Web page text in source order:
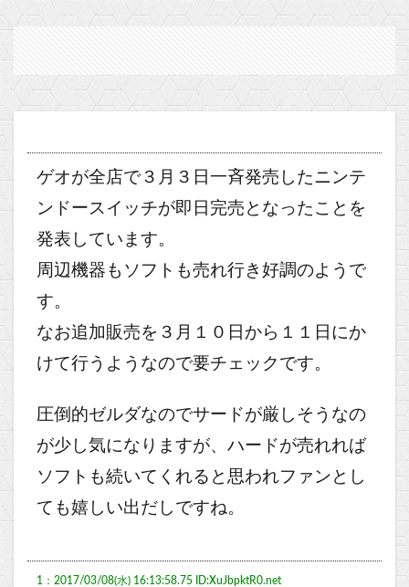
ゲオが全店で３月３日一斉発売したニンテ
ンドースイッチが即日完売となったことを
発表しています。
周辺機器もソフトも売れ行き好調のようで
す。
なお追加販売を３月１０日から１１日にか
けて行うようなので要チェックです。
圧倒的ゼルダなのでサードが厳しそうなの
が少し気になりますが、ハードが売れれば
ソフトも続いてくれると思われファンとし
ても嬉しい出だしですね。
1：2017/03/08(水) 16:13:58.75 ID:XuJbpktR0.net